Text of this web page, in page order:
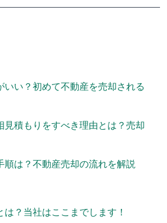
いい？初めて不動産を売却される
見積もりをすべき理由とは？売却
順は？不動産売却の流れを解説
？当社はここまでします！